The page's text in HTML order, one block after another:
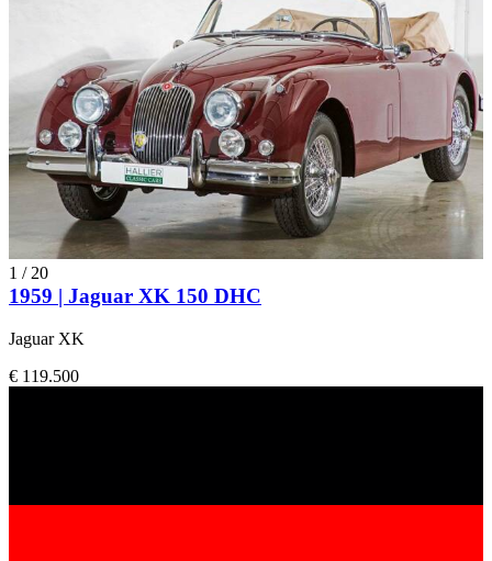
1 / 20
1959 | Jaguar XK 150 DHC
Jaguar XK
€ 119.500